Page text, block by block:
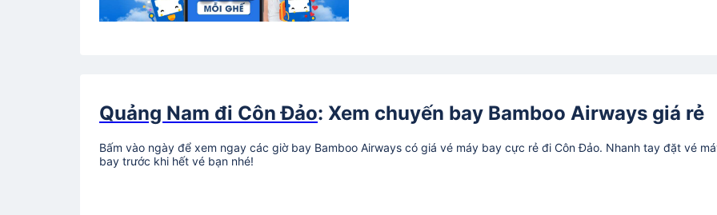
Quảng Nam đi Côn Đảo: Xem chuyến bay Bamboo Airways giá rẻ
Bấm vào ngày để xem ngay các giờ bay Bamboo Airways có giá vé máy bay cực rẻ đi Côn Đảo. Nhanh tay đặt vé
bay trước khi hết vé bạn nhé!